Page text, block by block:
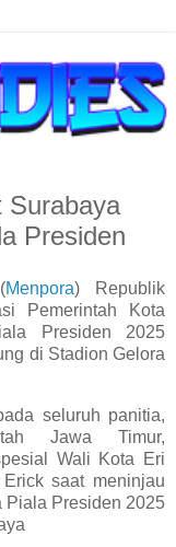
Surabaya
Presiden
Menpora) Republik
Pemerintah Kota
Presiden 2025
di Stadion Gelora
seluruh panitia,
Jawa Timur,
Wali Kota Eri
saat meninjau
Piala Presiden 2025